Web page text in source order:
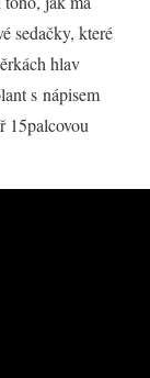
sedačky, které
hlav
s nápisem
15palcovou